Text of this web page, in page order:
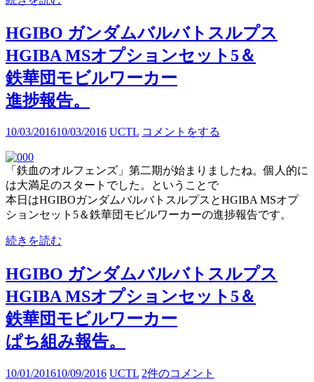
HGIBO ガンダムバルバトスルプス
HGIBA MSオプションセット5＆
鉄華団モビルワーカー
進捗報告。
10/03/201610/03/2016 UCTL コメントをする
「鉄血のオルフェンズ」第二期が始まりましたね。個人的に
は大満足のスタートでした。ということで
本日はHGIBOガンダムバルバトスルプスとHGIBA MSオプ
ションセット5＆鉄華団モビルワーカーの進捗報告です。
続きを読む
HGIBO ガンダムバルバトスルプス
HGIBA MSオプションセット5＆
鉄華団モビルワーカー
ぱち組み報告。
10/01/201610/09/2016 UCTL 2件のコメント